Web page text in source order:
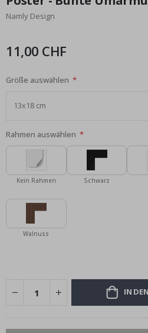
der
Bildgalerie
Namly Design
11,00 CHF
Größe auswählen
Rahmen auswählen
Kein Rahmen Schwarz
Walnuss
IN